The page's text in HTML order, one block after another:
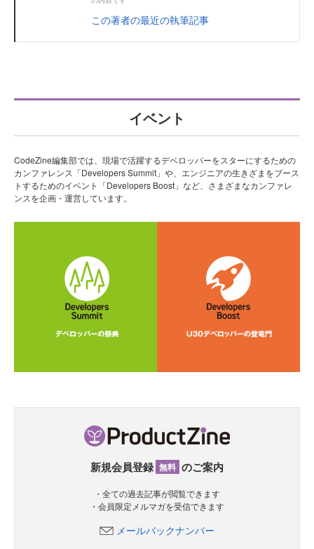
この著者の最近の執筆記事
イベント
CodeZine編集部では、現場で活躍するデベロッパーをスターにするための
カンファレンス「Developers Summit」や、エンジニアの生きざまをブース
トするためのイベント「Developers Boost」など、さまざまなカンファレ
ンスを企画・運営しています。
新規会員登録 無料 のご案内
・全ての過去記事が閲覧できます
・会員限定メルマガを受信できます
メールバックナンバー